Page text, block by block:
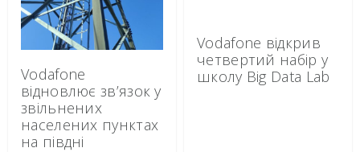
Vodafone
відновлює зв’язок у
звільнених
населених пунктах
на півдні
Vodafone відкрив
четвертий набір у
школу Big Data Lab